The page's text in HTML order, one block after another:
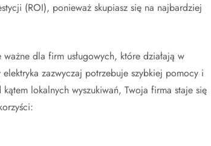
(ROI), ponieważ skupiasz się na najbardziej
dla firm usługowych, które działają w
zazwyczaj potrzebuje szybkiej pomocy i
lokalnych wyszukiwań, Twoja firma staje się